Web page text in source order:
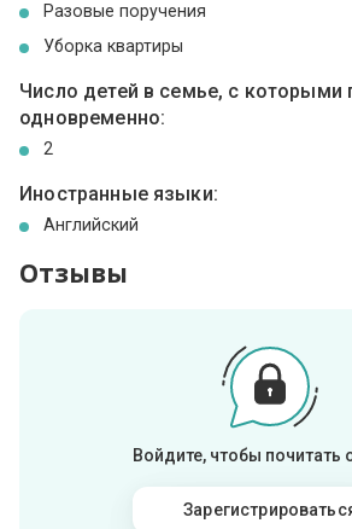
Разовые поручения
Уборка квартиры
Число детей в семье, с которыми
одновременно:
2
Иностранные языки:
Английский
Отзывы
Войдите, чтобы почитать